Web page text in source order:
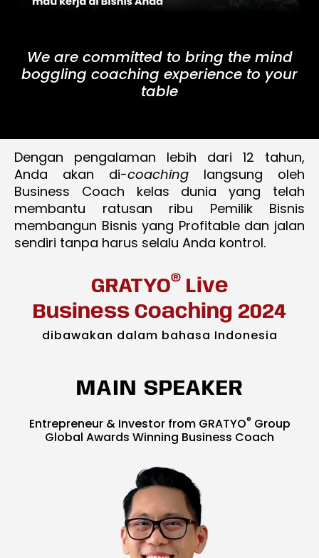
We are committed to bring the mind
boggling coaching experience to your
table
Dengan pengalaman lebih dari 12 tahun,
Anda akan di-coaching langsung oleh
Business Coach kelas dunia yang telah
membantu ratusan ribu Pemilik Bisnis
membangun Bisnis yang Profitable dan jalan
sendiri tanpa harus selalu Anda kontrol.
GRATYO® Live
Business Coaching 2024
dibawakan dalam bahasa Indonesia
MAIN SPEAKER
Entrepreneur & Investor from GRATYO® Group
Global Awards Winning Business Coach